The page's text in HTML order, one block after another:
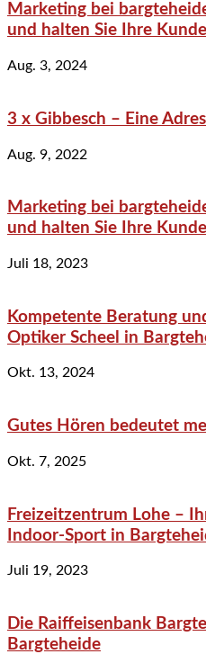
Marketing bei
und halten Sie Ihre
Aug. 3, 2024
3 x Gibbesch – Eine
Aug. 9, 2022
Marketing bei
und halten Sie Ihre
Juli 18, 2023
Kompetente Beratung
Optiker Scheel in
Okt. 13, 2024
Gutes Hören bedeutet
Okt. 7, 2025
Freizeitzentrum Lohe –
Indoor-Sport in
Juli 19, 2023
Die Raiffeisenbank
Bargteheide